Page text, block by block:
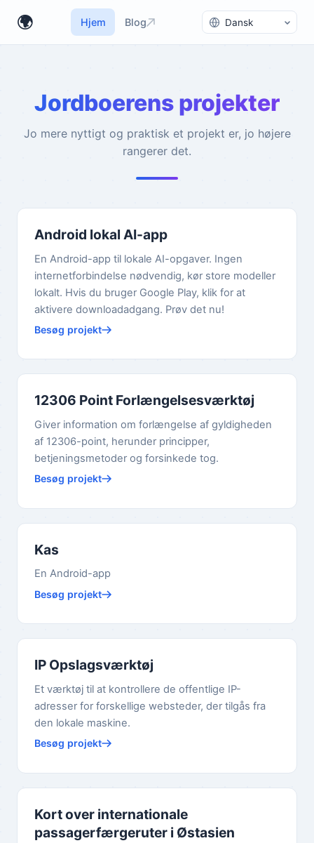
🌍 Hjem Blog Skift sprog
Jordboerens projekter
Jo mere nyttigt og praktisk et projekt er, jo højere
rangerer det.
Android lokal AI-app
En Android-app til lokale AI-opgaver. Ingen
internetforbindelse nødvendig, kør store modeller
lokalt. Hvis du bruger Google Play, klik for at
aktivere downloadadgang. Prøv det nu!
Besøg projekt
12306 Point Forlængelsesværktøj
Giver information om forlængelse af gyldigheden
af 12306-point, herunder principper,
betjeningsmetoder og forsinkede tog.
Besøg projekt
Kas
En Android-app
Besøg projekt
IP Opslagsværktøj
Et værktøj til at kontrollere de offentlige IP-
adresser for forskellige websteder, der tilgås fra
den lokale maskine.
Besøg projekt
Kort over internationale
passagerfærgeruter i Østasien